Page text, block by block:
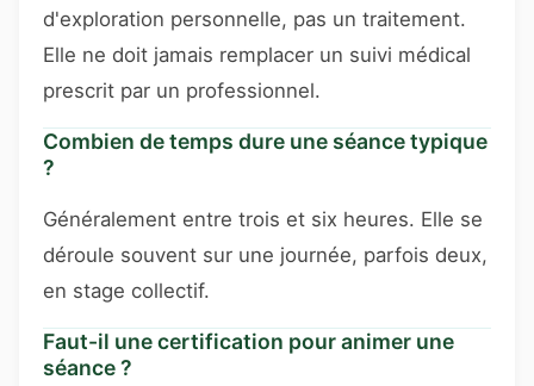
d'exploration personnelle, pas un traitement.
Elle ne doit jamais remplacer un suivi médical
prescrit par un professionnel.
Combien de temps dure une séance typique
?
Généralement entre trois et six heures. Elle se
déroule souvent sur une journée, parfois deux,
en stage collectif.
Faut-il une certification pour animer une
séance ?